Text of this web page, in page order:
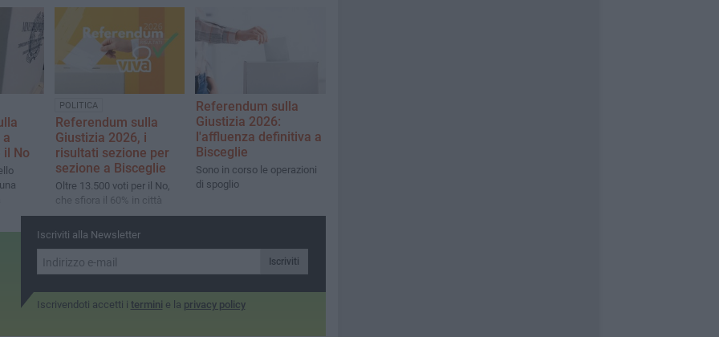
ha premiato in città
essere una condivisione e
un dibattito basati sul
a
il No
POLITICA
Referendum sulla
Giustizia 2026, i
risultati sezione per
sezione a Bisceglie
Oltre 13.500 voti per il No,
che sfiora il 60% in città
Referendum sulla
Giustizia 2026:
l'affluenza definitiva a
Bisceglie
Sono in corso le operazioni
di spoglio
Iscriviti alla Newsletter
Iscriviti
Iscrivendoti accetti i termini e la privacy policy